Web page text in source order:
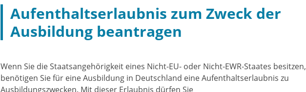
Aufenthaltserlaubnis zum Zweck der
Ausbildung beantragen
Wenn Sie die Staatsangehörigkeit eines Nicht-EU- oder Nicht-EWR-Staates besitzen,
benötigen Sie für eine Ausbildung in Deutschland eine Aufenthaltserlaubnis zu
Ausbildungszwecken. Mit dieser Erlaubnis dürfen Sie